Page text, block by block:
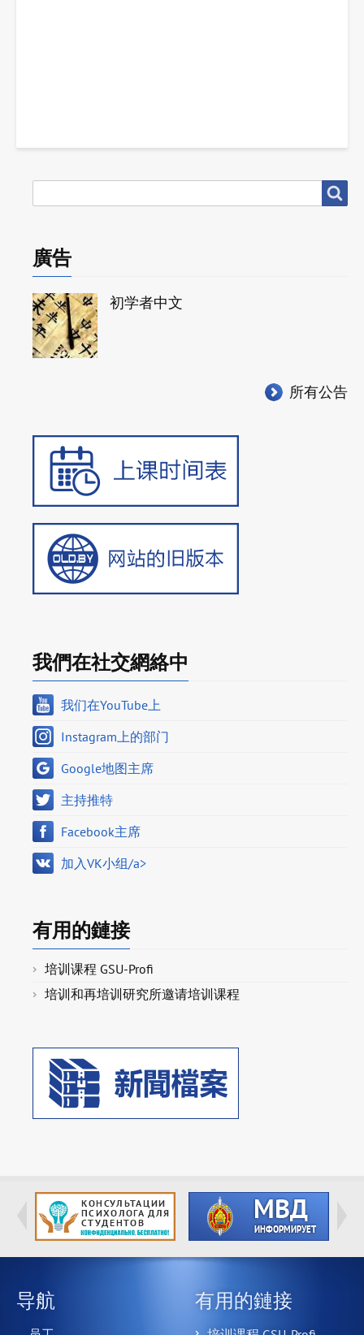
尋
廣告
初学者中文
所有公告
我們在社交網絡中
我们在YouTube上
Instagram上的部门
Google地图主席
主持推特
Facebook主席
加入VK小组/a>
有用的鏈接
培训课程 GSU-Profi
培训和再培训研究所邀请培训课程
导航 有用的鏈接